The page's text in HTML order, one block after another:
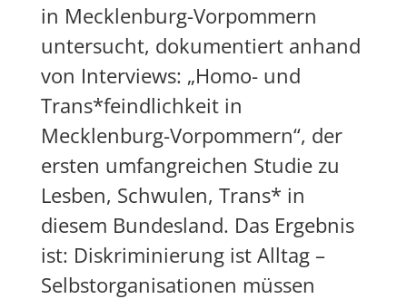
in Mecklenburg-Vorpommern
untersucht, dokumentiert anhand
von Interviews: „Homo- und
Trans*feindlichkeit in
Mecklenburg-Vorpommern“, der
ersten umfangreichen Studie zu
Lesben, Schwulen, Trans* in
diesem Bundesland. Das Ergebnis
ist: Diskriminierung ist Alltag –
Selbstorganisationen müssen